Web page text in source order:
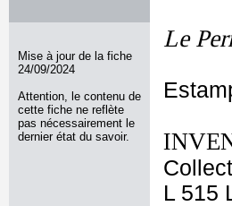
Mise à jour de la fiche
24/09/2024
Attention, le contenu de
cette fiche ne reflète
pas nécessairement le
dernier état du savoir.
Le
L 515